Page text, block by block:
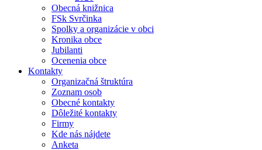
Obecná knižnica
FSk Svrčinka
Spolky a organizácie v obci
Kronika obce
Jubilanti
Ocenenia obce
Kontakty
Organizačná štruktúra
Zoznam osob
Obecné kontakty
Dôležité kontakty
Firmy
Kde nás nájdete
Anketa